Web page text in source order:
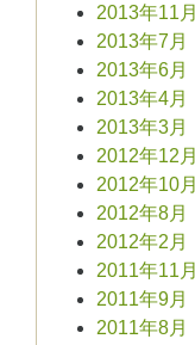
2013年11月
2013年7月
2013年6月
2013年4月
2013年3月
2012年12月
2012年10月
2012年8月
2012年2月
2011年11月
2011年9月
2011年8月